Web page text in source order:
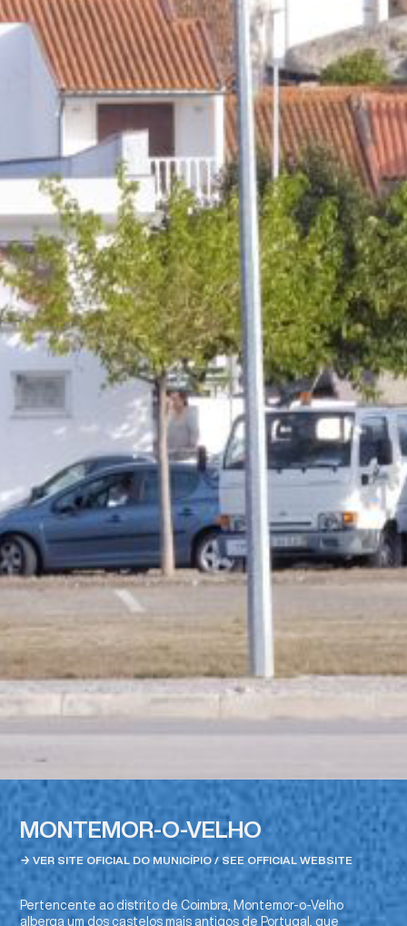
MONTEMOR-O-VELHO
→ VER SITE OFICIAL DO MUNICÍPIO / SEE OFFICIAL WEBSITE
Pertencente ao distrito de Coimbra, Montemor-o-Velho
alberga um dos castelos mais antigos de Portugal, que